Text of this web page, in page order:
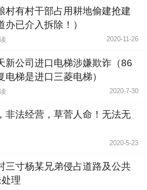
村有村干部占用耕地偷建抢建
办已介入拆除！）
2020-11-26
新公司进口电梯涉嫌欺诈（86
梯是进口三菱电梯）
2020-7-30
非法经营，草菅人命！无法无
2020-5-23
三寸杨某兄弟侵占道路及公共
理